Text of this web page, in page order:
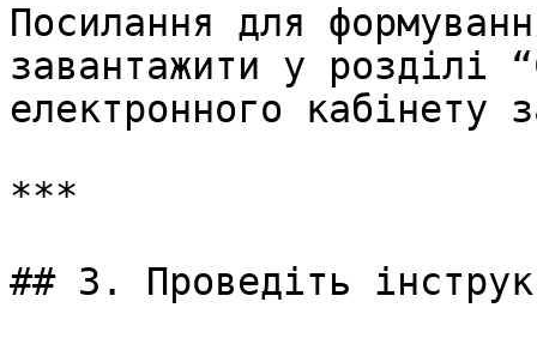
Посилання для
завантажити у розділі
електронного кабінету
***
## 3. Проведіть